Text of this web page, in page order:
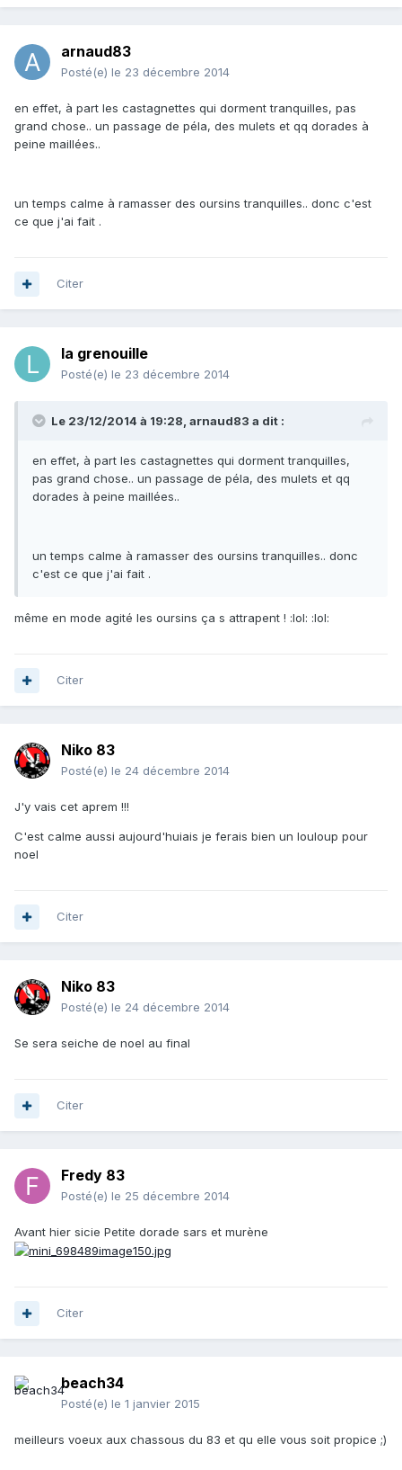
arnaud83
Posté(e) le 23 décembre 2014
en effet, à part les castagnettes qui dorment tranquilles, pas
grand chose.. un passage de péla, des mulets et qq dorades à
peine maillées..
un temps calme à ramasser des oursins tranquilles.. donc c'est
ce que j'ai fait .
Citer
la grenouille
Posté(e) le 23 décembre 2014
Le 23/12/2014 à 19:28, arnaud83 a dit :
en effet, à part les castagnettes qui dorment tranquilles,
pas grand chose.. un passage de péla, des mulets et qq
dorades à peine maillées..
un temps calme à ramasser des oursins tranquilles.. donc
c'est ce que j'ai fait .
même en mode agité les oursins ça s attrapent ! :lol: :lol:
Citer
Niko 83
Posté(e) le 24 décembre 2014
J'y vais cet aprem !!!
C'est calme aussi aujourd'huiais je ferais bien un louloup pour
noel
Citer
Niko 83
Posté(e) le 24 décembre 2014
Se sera seiche de noel au final
Citer
Fredy 83
Posté(e) le 25 décembre 2014
Avant hier sicie Petite dorade sars et murène
Citer
beach34
Posté(e) le 1 janvier 2015
meilleurs voeux aux chassous du 83 et qu elle vous soit propice ;)